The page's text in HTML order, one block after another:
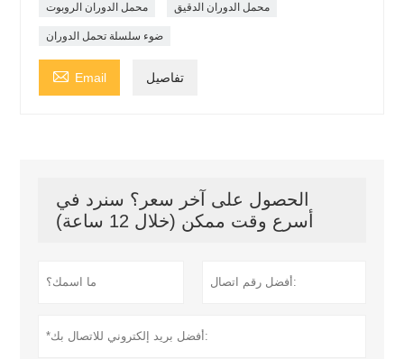
محمل الدوران الروبوت محمل الدوران الدقيق
ضوء سلسلة تحمل الدوران
 Email تفاصيل
الحصول على آخر سعر؟ سنرد في
أسرع وقت ممكن (خلال 12 ساعة)